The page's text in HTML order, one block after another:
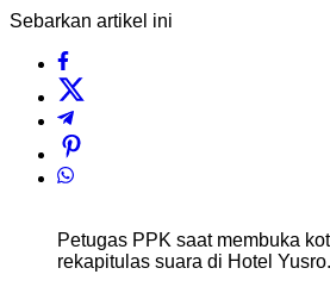
Sebarkan artikel ini
Petugas PPK saat membuka
rekapitulas suara di Hotel Yusro.